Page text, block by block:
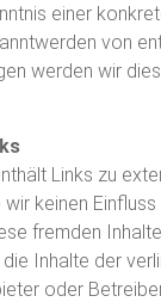
einer
von
werden wir
Links zu
keinen Einfluss
fremden
die Inhalte der
oder